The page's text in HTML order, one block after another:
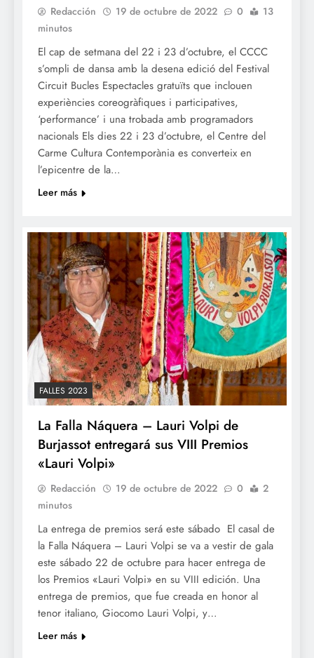
Redacción 19 de octubre de 2022 0
13
minutos
El cap de setmana del 22 i 23 d’octubre, el CCCC
s’ompli de dansa amb la desena edició del Festival
Circuit Bucles Espectacles gratuïts que inclouen
experiències coreogràfiques i participatives,
‘performance’ i una trobada amb programadors
nacionals Els dies 22 i 23 d’octubre, el Centre del
Carme Cultura Contemporània es converteix en
l’epicentre de la…
Leer más
FALLES 2023
La Falla Náquera – Lauri Volpi de
Burjassot entregará sus VIII Premios
«Lauri Volpi»
Redacción 19 de octubre de 2022 0
2
minutos
La entrega de premios será este sábado El casal de
la Falla Náquera – Lauri Volpi se va a vestir de gala
este sábado 22 de octubre para hacer entrega de
los Premios «Lauri Volpi» en su VIII edición. Una
entrega de premios, que fue creada en honor al
tenor italiano, Giocomo Lauri Volpi, y…
Leer más